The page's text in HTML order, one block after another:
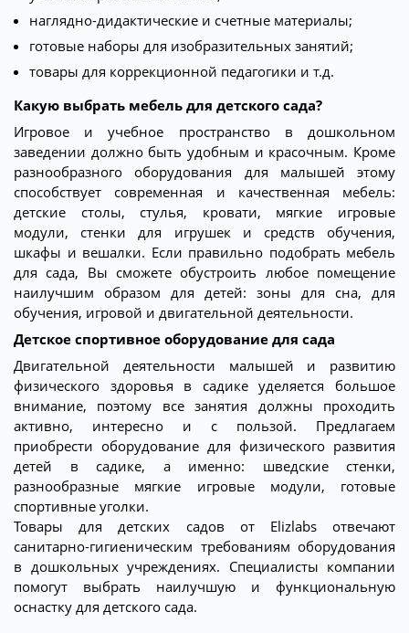
наглядно-дидактические и счетные материалы;
готовые наборы для изобразительных занятий;
товары для коррекционной педагогики и т.д.
Какую выбрать мебель для детского сада?
Игровое и учебное пространство в дошкольном
заведении должно быть удобным и красочным. Кроме
разнообразного оборудования для малышей этому
способствует современная и качественная мебель:
детские столы, стулья, кровати, мягкие игровые
модули, стенки для игрушек и средств обучения,
шкафы и вешалки. Если правильно подобрать мебель
для сада, Вы сможете обустроить любое помещение
наилучшим образом для детей: зоны для сна, для
обучения, игровой и двигательной деятельности.
Детское спортивное оборудование для сада
Двигательной деятельности малышей и развитию
физического здоровья в садике уделяется большое
внимание, поэтому все занятия должны проходить
активно, интересно и с пользой. Предлагаем
приобрести оборудование для физического развития
детей в садике, а именно: шведские стенки,
разнообразные мягкие игровые модули, готовые
спортивные уголки.
Товары для детских садов от Elizlabs отвечают
санитарно-гигиеническим требованиям оборудования
в дошкольных учреждениях. Специалисты компании
помогут выбрать наилучшую и функциональную
оснастку для детского сада.